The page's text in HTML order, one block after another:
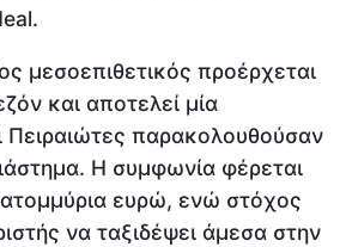
μεσοεπιθετικός προέρχεται
και αποτελεί μία
Πειραιώτες παρακολουθούσαν
Η συμφωνία φέρεται
ευρώ, ενώ στόχος
να ταξιδέψει άμεσα στην